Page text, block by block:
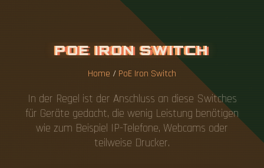
POE IRON SWITCH
Home / PoE Iron Switch
In der Regel ist der Anschluss an diese Switches
für Geräte gedacht, die wenig Leistung benötigen
wie zum Beispiel IP-Telefone, Webcams oder
teilweise Drucker.